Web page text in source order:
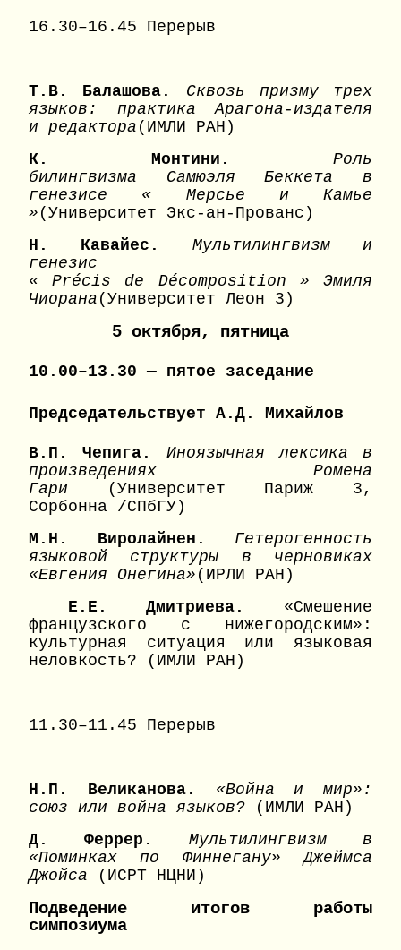
16.30–16.45 Перерыв
Т.В. Балашова.
Сквозь призму трех
языков: практика Арагона-издателя
и редактора (ИМЛИ РАН)
К. Монтини.
Роль
билингвизма
Самюэля Беккета в
генезисе «
Мерсье и Камье
» (Университет Экс-ан-Прованс)
Н. Кавайес.
Мультилингвизм и
генезис
« Précis de Décomposition » Эмиля
Чиорана (Университет Леон 3)
5 октября, пятница
10.00–13.30 — пятое заседание
Председательствует А.Д. Михайлов
В.П. Чепига. Иноязычная лексика в
произведениях Ромена
Гари (Университет Париж 3,
Сорбонна /СПбГУ)
М.Н. Виролайнен.
Гетерогенность
языковой структуры в черновиках
«Евгения Онегина» (ИРЛИ РАН)
Е.Е. Дмитриева.
«Смешение
французского с нижегородским»:
культурная ситуация или языковая
неловкость? (ИМЛИ РАН)
11.30–11.45 Перерыв
Н.П. Великанова.
«Война и мир»:
союз или война языков? (ИМЛИ РАН)
Д. Феррер.
Мультилингвизм в
«Поминках по Финнегану» Джеймса
Джойса (ИСРТ НЦНИ)
Подведение итогов работы
симпозиума